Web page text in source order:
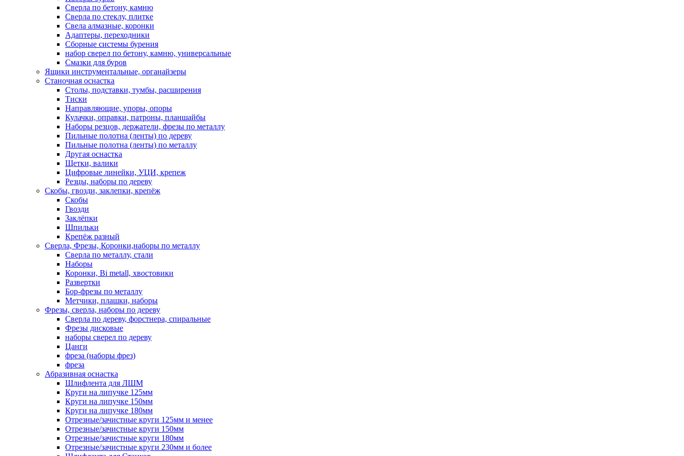
Сверла по бетону, камню
Сверла по стеклу, плитке
Свела алмазные, коронки
Адаптеры, переходники
Сборные системы бурения
набор сверел по бетону, камню, универсальные
Смазки для буров
Ящики инструментальные, органайзеры
Станочная оснастка
Столы, подставки, тумбы, расширения
Тиски
Направляющие, упоры, опоры
Кулачки, оправки, патроны, планшайбы
Наборы резцов, держатели, фрезы по металлу
Пильные полотна (ленты) по дереву
Пильные полотна (ленты) по металлу
Другая оснастка
Щетки, валики
Цифровые линейки, УЦИ, крепеж
Резцы, наборы по дереву
Скобы, гвозди, заклепки, крепёж
Скобы
Гвозди
Заклёпки
Шпильки
Крепёж разный
Сверла, Фрезы, Коронки,наборы по металлу
Сверла по металлу, стали
Наборы
Коронки, Bi metall, хвостовики
Развертки
Бор-фрезы по металлу
Метчики, плашки, наборы
Фрезы, сверла, наборы по дереву
Сверла по дереву, форстнера, спиральные
Фрезы дисковые
наборы сверел по дереву
Цанги
фреза (наборы фрез)
фреза
Абразивная оснастка
Шлифлента для ЛШМ
Круги на липучке 125мм
Круги на липучке 150мм
Круги на липучке 180мм
Отрезные/зачистные круги 125мм и менее
Отрезные/зачистные круги 150мм
Отрезные/зачистные круги 180мм
Отрезные/зачистные круги 230мм и более